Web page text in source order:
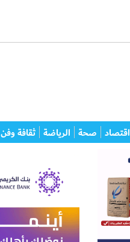
اقتصاد صحة الرياضة ثقافة وفن